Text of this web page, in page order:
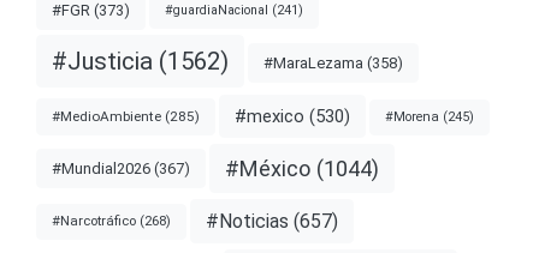
#FGR (373) #guardiaNacional (241)
#Justicia (1562) #MaraLezama (358)
#MedioAmbiente (285) #mexico (530) #Morena (245)
#Mundial2026 (367) #México (1044)
#Narcotráfico (268) #Noticias (657)